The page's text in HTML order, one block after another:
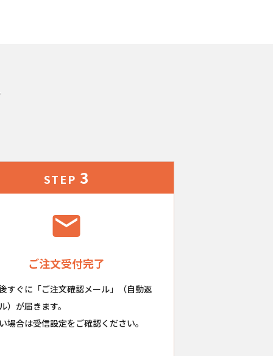
STEP 3
ご注文受付完了
すぐに「ご注文確認メール」（自動返
）が届きます。
場合は受信設定をご確認ください。